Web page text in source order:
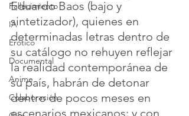
Fallecimiento
IA
Erótico
Documental
Anime
Colaboración
Eduardo Baos (bajo y
sintetizador), quienes en
determinadas letras dentro de
su catálogo no rehuyen reflejar
la realidad contemporánea de
su país, habrán de detonar
dentro de pocos meses en
escenarios mexicanos; y con